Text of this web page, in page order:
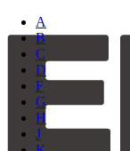
A
B
C
D
F
G
H
J